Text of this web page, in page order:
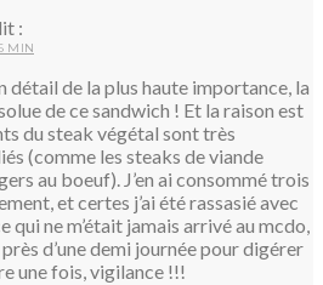
:
MIN
détail de la plus haute importance, la
de ce sandwich ! Et la raison est
du steak végétal sont très
(comme les steaks de viande
au boeuf). J’en ai consommé trois
et certes j’ai été rassasié avec
qui ne m’était jamais arrivé au mcdo,
d’une demi journée pour digérer
une fois, vigilance !!!